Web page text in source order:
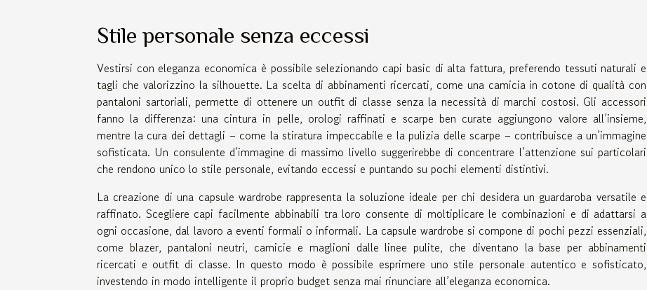
Stile personale senza eccessi
Vestirsi con eleganza economica è possibile selezionando capi basic di alta fattura, preferendo tessuti naturali e
tagli che valorizzino la silhouette. La scelta di abbinamenti ricercati, come una camicia in cotone di qualità con
pantaloni sartoriali, permette di ottenere un outfit di classe senza la necessità di marchi costosi. Gli accessori
fanno la differenza: una cintura in pelle, orologi raffinati e scarpe ben curate aggiungono valore all’insieme,
mentre la cura dei dettagli – come la stiratura impeccabile e la pulizia delle scarpe – contribuisce a un’immagine
sofisticata. Un consulente d’immagine di massimo livello suggerirebbe di concentrare l’attenzione sui particolari
che rendono unico lo stile personale, evitando eccessi e puntando su pochi elementi distintivi.
La creazione di una capsule wardrobe rappresenta la soluzione ideale per chi desidera un guardaroba versatile e
raffinato. Scegliere capi facilmente abbinabili tra loro consente di moltiplicare le combinazioni e di adattarsi a
ogni occasione, dal lavoro a eventi formali o informali. La capsule wardrobe si compone di pochi pezzi essenziali,
come blazer, pantaloni neutri, camicie e maglioni dalle linee pulite, che diventano la base per abbinamenti
ricercati e outfit di classe. In questo modo è possibile esprimere uno stile personale autentico e sofisticato,
investendo in modo intelligente il proprio budget senza mai rinunciare all’eleganza economica.